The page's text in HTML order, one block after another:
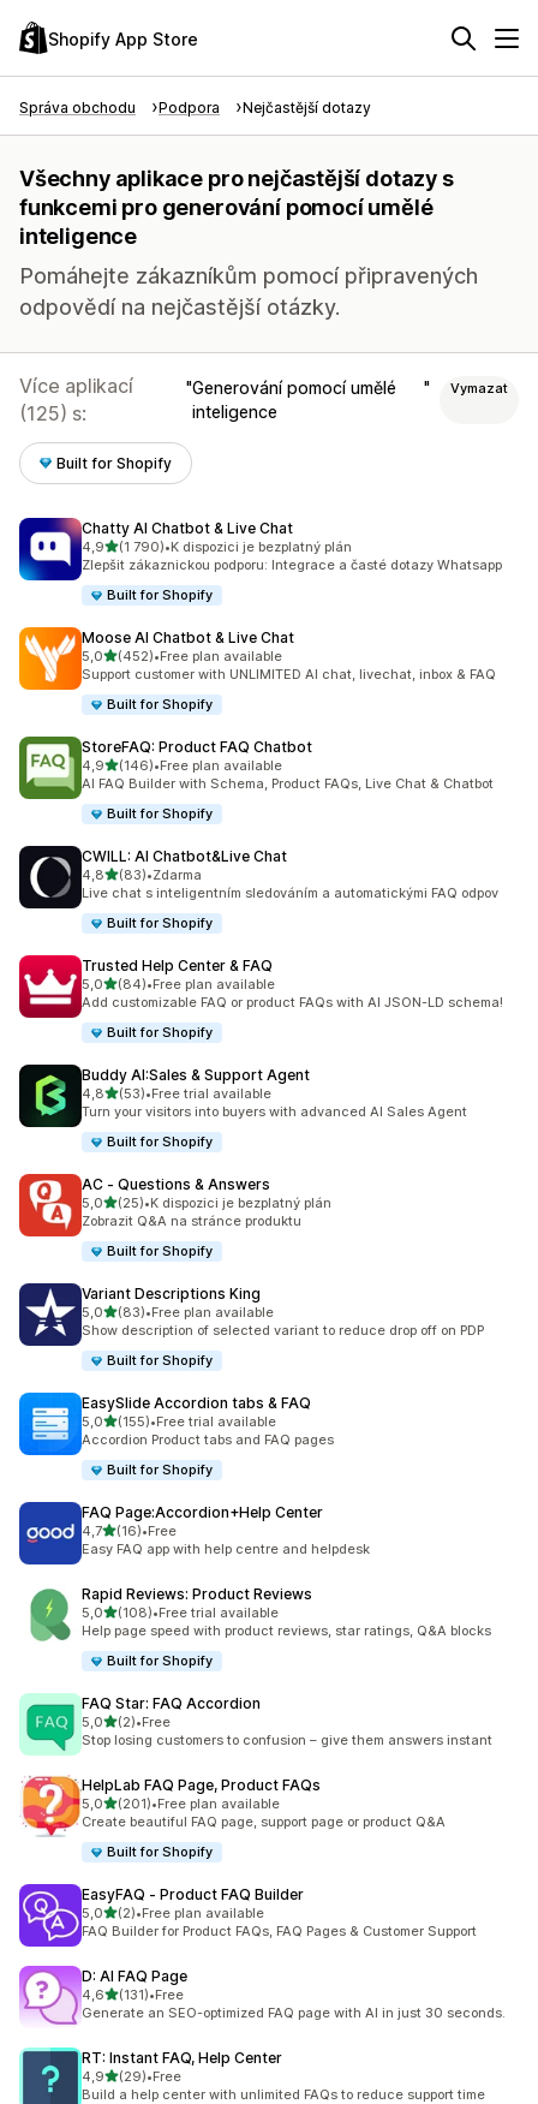
Shopify App Store
Správa obchodu Podpora Nejčastější dotazy
Všechny aplikace pro nejčastější dotazy s
funkcemi pro generování pomocí umělé
inteligence
Pomáhejte zákazníkům pomocí připravených
odpovědí na nejčastější otázky.
Více aplikací
(125) s:
Generování pomocí umělé
inteligence
Vymazat
Built for Shopify
Chatty AI Chatbot & Live Chat
4,9z 5 hvězd
(1 790)
Celkový počet recenzí: 1790
•K dispozici je bezplatný plán
Zlepšit zákaznickou podporu: Integrace a časté dotazy Whatsapp
Built for Shopify
Moose AI Chatbot & Live Chat
5,0z 5 hvězd
(452)
Celkový počet recenzí: 452
•Free plan available
Support customer with UNLIMITED AI chat, livechat, inbox & FAQ
Built for Shopify
StoreFAQ: Product FAQ Chatbot
4,9z 5 hvězd
(146)
Celkový počet recenzí: 146
•Free plan available
AI FAQ Builder with Schema, Product FAQs, Live Chat & Chatbot
Built for Shopify
CWILL: AI Chatbot&Live Chat
4,8z 5 hvězd
(83)
Celkový počet recenzí: 83
•Zdarma
Live chat s inteligentním sledováním a automatickými FAQ odpov
Built for Shopify
Trusted Help Center & FAQ
5,0z 5 hvězd
(84)
Celkový počet recenzí: 84
•Free plan available
Add customizable FAQ or product FAQs with AI JSON-LD schema!
Built for Shopify
Buddy AI:Sales & Support Agent
4,8z 5 hvězd
(53)
Celkový počet recenzí: 53
•Free trial available
Turn your visitors into buyers with advanced AI Sales Agent
Built for Shopify
AC ‑ Questions & Answers
5,0z 5 hvězd
(25)
Celkový počet recenzí: 25
•K dispozici je bezplatný plán
Zobrazit Q&A na stránce produktu
Built for Shopify
Variant Descriptions King
5,0z 5 hvězd
(83)
Celkový počet recenzí: 83
•Free plan available
Show description of selected variant to reduce drop off on PDP
Built for Shopify
EasySlide Accordion tabs & FAQ
5,0z 5 hvězd
(155)
Celkový počet recenzí: 155
•Free trial available
Accordion Product tabs and FAQ pages
Built for Shopify
FAQ Page:Accordion+Help Center
4,7z 5 hvězd
(16)
Celkový počet recenzí: 16
•Free
Easy FAQ app with help centre and helpdesk
Rapid Reviews: Product Reviews
5,0z 5 hvězd
(108)
Celkový počet recenzí: 108
•Free trial available
Help page speed with product reviews, star ratings, Q&A blocks
Built for Shopify
FAQ Star: FAQ Accordion
5,0z 5 hvězd
(2)
Celkový počet recenzí: 2
•Free
Stop losing customers to confusion – give them answers instant
HelpLab FAQ Page, Product FAQs
5,0z 5 hvězd
(201)
Celkový počet recenzí: 201
•Free plan available
Create beautiful FAQ page, support page or product Q&A
Built for Shopify
EasyFAQ ‑ Product FAQ Builder
5,0z 5 hvězd
(2)
Celkový počet recenzí: 2
•Free plan available
FAQ Builder for Product FAQs, FAQ Pages & Customer Support
D: AI FAQ Page
4,6z 5 hvězd
(131)
Celkový počet recenzí: 131
•Free
Generate an SEO-optimized FAQ page with AI in just 30 seconds.
RT: Instant FAQ, Help Center
4,9z 5 hvězd
(29)
Celkový počet recenzí: 29
•Free
Build a help center with unlimited FAQs to reduce support time